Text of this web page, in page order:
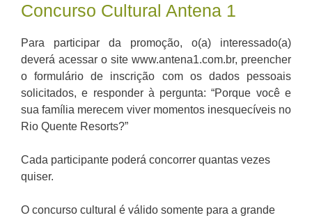
Concurso Cultural Antena 1
Para participar da promoção, o(a) interessado(a)
deverá acessar o site www.antena1.com.br, preencher
o formulário de inscrição com os dados pessoais
solicitados, e responder à pergunta: “Porque você e
sua família merecem viver momentos inesquecíveis no
Rio Quente Resorts?”
Cada participante poderá concorrer quantas vezes
quiser.
O concurso cultural é válido somente para a grande